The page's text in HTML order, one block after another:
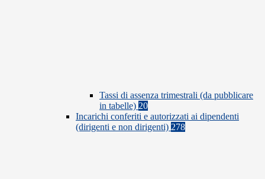
Tassi di assenza trimestrali (da pubblicare
in tabelle) 20
Incarichi conferiti e autorizzati ai dipendenti
(dirigenti e non dirigenti) 278